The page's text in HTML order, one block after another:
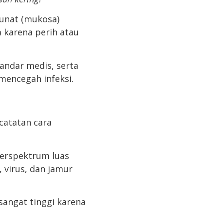
(mukosa)
karena perih atau
medis, serta
infeksi.
cara
luas
virus, dan jamur
tinggi karena